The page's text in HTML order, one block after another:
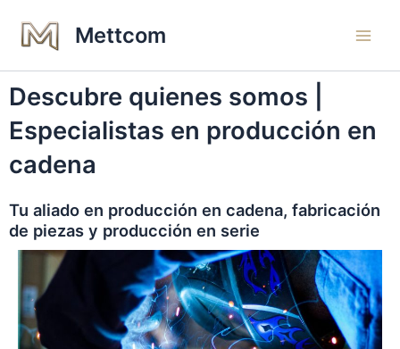
contenido
Mettcom
Descubre quienes somos |
Especialistas en producción en
cadena
Tu aliado en producción en cadena, fabricación
de piezas y producción en serie